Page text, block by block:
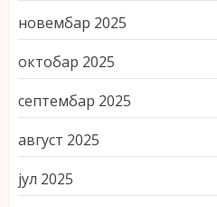
новембар 2025
октобар 2025
септембар 2025
август 2025
јул 2025